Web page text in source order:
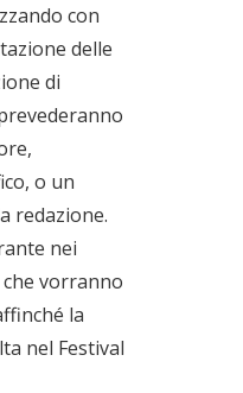
con
delle
di
o un
redazione.
nei
vorranno
la
nel Festival